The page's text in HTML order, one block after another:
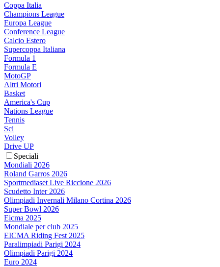
Coppa Italia
Champions League
Europa League
Conference League
Calcio Estero
Supercoppa Italiana
Formula 1
Formula E
MotoGP
Altri Motori
Basket
America's Cup
Nations League
Tennis
Sci
Volley
Drive UP
Speciali
Mondiali 2026
Roland Garros 2026
Sportmediaset Live Riccione 2026
Scudetto Inter 2026
Olimpiadi Invernali Milano Cortina 2026
Super Bowl 2026
Eicma 2025
Mondiale per club 2025
EICMA Riding Fest 2025
Paralimpiadi Parigi 2024
Olimpiadi Parigi 2024
Euro 2024